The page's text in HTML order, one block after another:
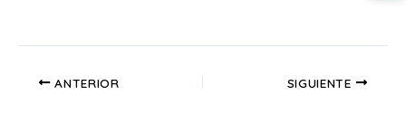
ANTERIOR SIGUIENTE